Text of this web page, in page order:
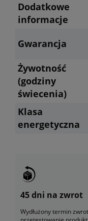
Dodatkowe
informacje
Gwarancja
Żywotność
(godziny
świecenia)
Klasa
energetyczna
45 dni na zwrot
Wydłużony termin